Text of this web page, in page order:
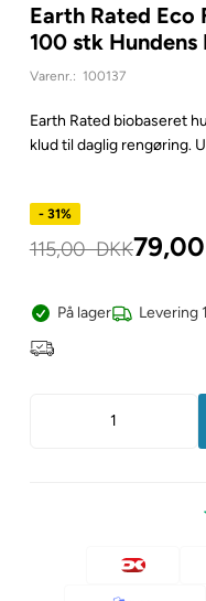
Earth Rated Eco
100 stk Hundens
Varenr.: 100137
Earth Rated biobaseret
klud til daglig rengøring.
- 31%
115,00DKK79,00
På lager Levering